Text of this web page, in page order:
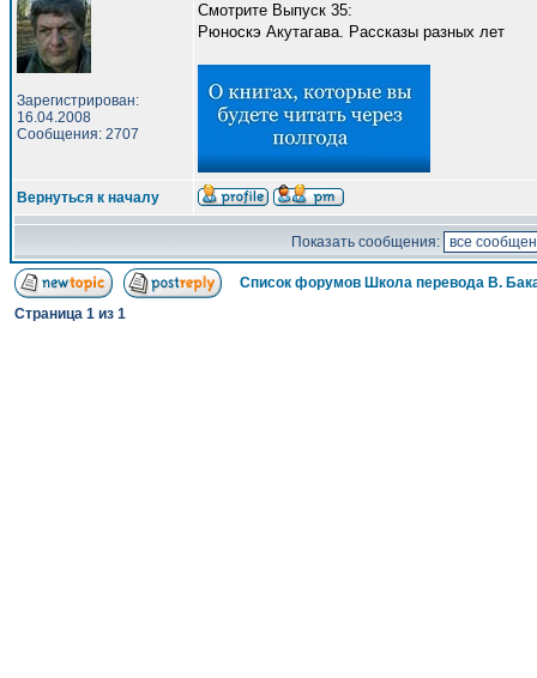
Зарегистрирован:
16.04.2008
Сообщения: 2707
Смотрите Выпуск 35:
Рюноскэ Акутагава. Рассказы разных лет
Вернуться к началу
Показать сообщения:
Список форумов Школа перевода В.
Страница 1 из 1